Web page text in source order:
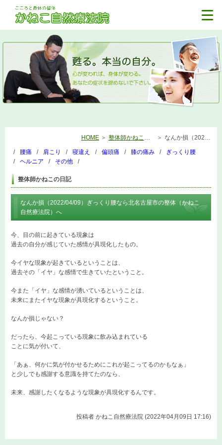
HOME 整体師かねこの日記 なんか損（2022/04/09）ぎっくり腰なら北名古屋市の整体（かねこ自然療法院）へ
腰痛 肩こり 寝違え 偏頭痛 膝の痛み
ぎっくり腰
ヘルニア
その他
整体師かねこの日記
なんか損（2022/04/09）ぎっくり腰なら北名古屋市の整体（かねこ
自然療法院）へ
今、目の前に起きている現象は
過去の自分が感じていた感情が具現化したもの。
今イヤな現象が起きているということは、
過去その「イヤ」な感情で生きていたということ。
今また「イヤ」な感情が湧いているということは、
未来にまたイヤな現象が具現化するということ。
なんか損じゃない？
だったら、今起こっている現象に飲み込まれている
ことに気が付いて、
「あぁ、何かに気が付かせるためにこれが起こってるのかもなぁ」
と少しでも感謝する意識を持てたのなら、
未来、感謝したくなるような現象が具現化するんです。
投稿者 かねこ自然療法院 (2022年04月09日 17:16)